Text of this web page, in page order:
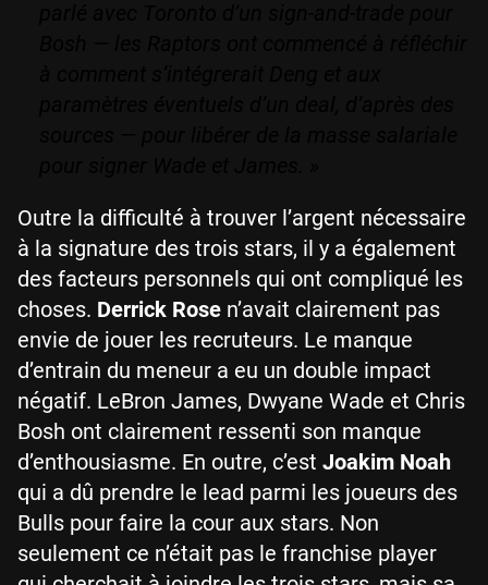
Outre la difficulté à trouver l’argent nécessaire
à la signature des trois stars, il y a également
des facteurs personnels qui ont compliqué les
choses. Derrick Rose n’avait clairement pas
envie de jouer les recruteurs. Le manque
d’entrain du meneur a eu un double impact
négatif. LeBron James, Dwyane Wade et Chris
Bosh ont clairement ressenti son manque
d’enthousiasme. En outre, c’est Joakim Noah
qui a dû prendre le lead parmi les joueurs des
Bulls pour faire la cour aux stars. Non
seulement ce n’était pas le franchise player